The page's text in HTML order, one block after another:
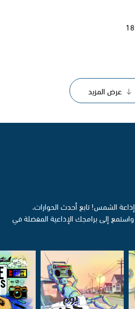
عرض المزيد
الشمس! تابع أحدث الحوارات،
إلى برامجك الإذاعية المفضلة في